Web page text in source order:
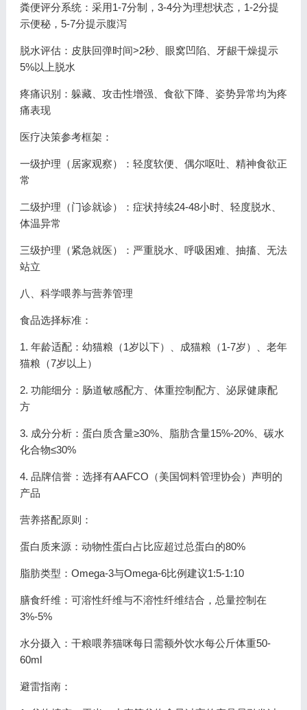
粪便评分系统：采用1-7分制，3-4分为理想状态，1-2分提
示便秘，5-7分提示腹泻
脱水评估：皮肤回弹时间>2秒、眼窝凹陷、牙龈干燥提示
5%以上脱水
疼痛识别：躲藏、攻击性增强、食欲下降、姿势异常均为疼
痛表现
医疗决策参考框架：
一级护理（居家观察）：轻度软便、偶尔呕吐、精神食欲正
常
二级护理（门诊就诊）：症状持续24-48小时、轻度脱水、
体温异常
三级护理（紧急就医）：严重脱水、呼吸困难、抽搐、无法
站立
八、科学喂养与营养管理
食品选择标准：
1. 年龄适配：幼猫粮（1岁以下）、成猫粮（1-7岁）、老年
猫粮（7岁以上）
2. 功能细分：肠道敏感配方、体重控制配方、泌尿健康配
方
3. 成分分析：蛋白质含量≥30%、脂肪含量15%-20%、碳水
化合物≤30%
4. 品牌信誉：选择有AAFCO（美国饲料管理协会）声明的
产品
营养搭配原则：
蛋白质来源：动物性蛋白占比应超过总蛋白的80%
脂肪类型：Omega-3与Omega-6比例建议1:5-1:10
膳食纤维：可溶性纤维与不溶性纤维结合，总量控制在
3%-5%
水分摄入：干粮喂养猫咪每日需额外饮水每公斤体重50-
60ml
避雷指南：